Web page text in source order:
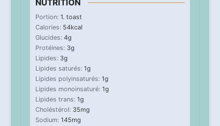
NUTRITION
Portion: 1. toast
Calories: 54kcal
Glucides: 4g
Protéines: 3g
Lipides: 3g
Lipides saturés: 1g
Lipides polyinsaturés: 1g
Lipides monoinsaturé: 1g
Lipides trans: 1g
Choléstérol: 35mg
Sodium: 145mg